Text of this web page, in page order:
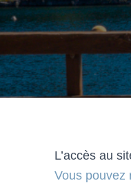
L’accès au
Vous pouvez